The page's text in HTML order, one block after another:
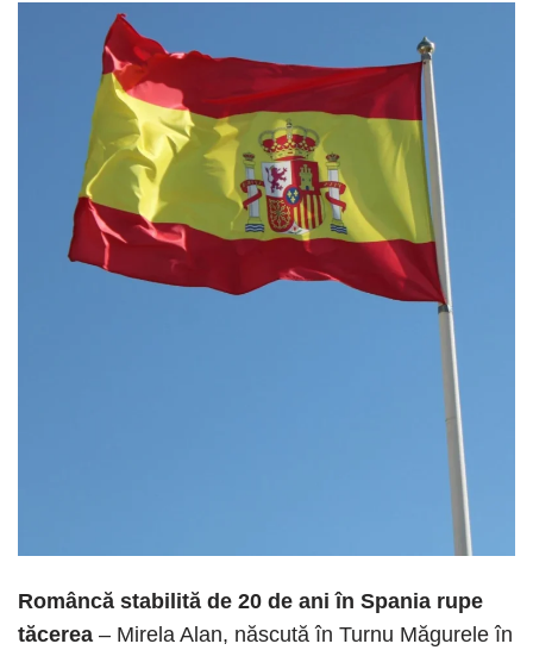
Româncă stabilită de 20 de ani în Spania rupe
tăcerea – Mirela Alan, născută în Turnu Măgurele în